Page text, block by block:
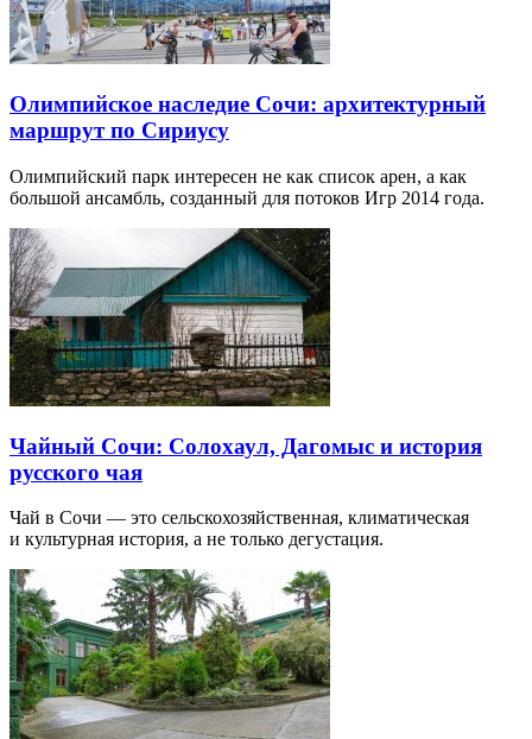
Олимпийское наследие Сочи: архитектурный
маршрут по Сириусу
Олимпийский парк интересен не как список арен, а как
большой ансамбль, созданный для потоков Игр 2014 года.
Чайный Сочи: Солохаул, Дагомыс и история
русского чая
Чай в Сочи — это сельскохозяйственная, климатическая
и культурная история, а не только дегустация.